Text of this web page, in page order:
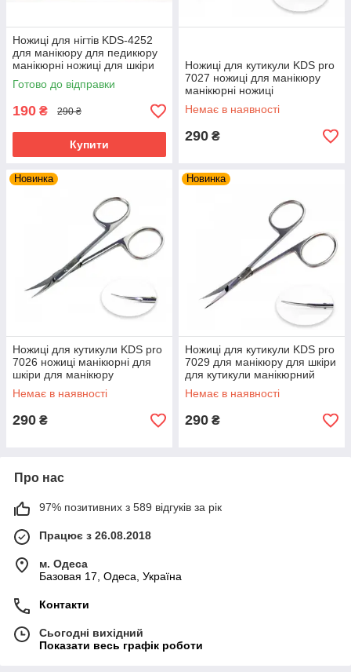
Ножиці для нігтів KDS-4252
для манікюру для педикюру
манікюрні ножиці для шкіри
для нігтів
Готово до відправки
190 ₴ 290 ₴
Купити
Ножиці для кутикули KDS pro
7027 ножиці для манікюру
манікюрні ножиці
Немає в наявності
290 ₴
Новинка
Ножиці для кутикули KDS pro
7026 ножиці манікюрні для
шкіри для манікюру
Немає в наявності
290 ₴
Новинка
Ножиці для кутикули KDS pro
7029 для манікюру для шкіри
для кутикули манікюрний
інструмент
Немає в наявності
290 ₴
Про нас
97% позитивних з 589 відгуків за рік
Працює з 26.08.2018
м. Одеса
Базовая 17, Одеса, Україна
Контакти
Сьогодні вихідний
Показати весь графік роботи